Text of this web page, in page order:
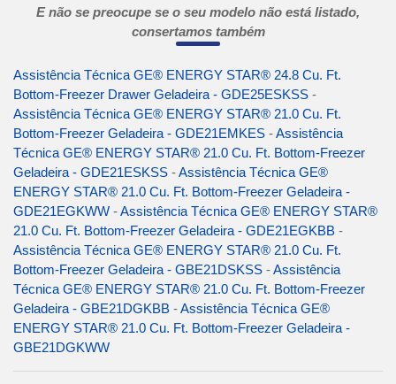
E não se preocupe se o seu modelo não está listado,
consertamos também
Assistência Técnica GE® ENERGY STAR® 24.8 Cu. Ft.
Bottom-Freezer Drawer Geladeira - GDE25ESKSS -
Assistência Técnica GE® ENERGY STAR® 21.0 Cu. Ft.
Bottom-Freezer Geladeira - GDE21EMKES -Assistência
Técnica GE® ENERGY STAR® 21.0 Cu. Ft. Bottom-Freezer
Geladeira - GDE21ESKSS -Assistência Técnica GE®
ENERGY STAR® 21.0 Cu. Ft. Bottom-Freezer Geladeira -
GDE21EGKWW -Assistência Técnica GE® ENERGY STAR®
21.0 Cu. Ft. Bottom-Freezer Geladeira - GDE21EGKBB -
Assistência Técnica GE® ENERGY STAR® 21.0 Cu. Ft.
Bottom-Freezer Geladeira - GBE21DSKSS -Assistência
Técnica GE® ENERGY STAR® 21.0 Cu. Ft. Bottom-Freezer
Geladeira - GBE21DGKBB -Assistência Técnica GE®
ENERGY STAR® 21.0 Cu. Ft. Bottom-Freezer Geladeira -
GBE21DGKWW